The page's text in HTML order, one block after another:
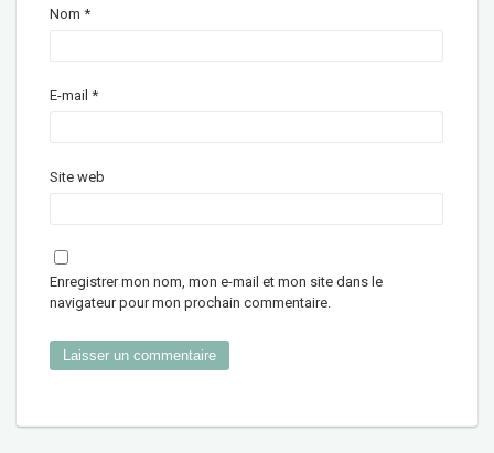
Nom *
E-mail *
Site web
Enregistrer mon nom, mon e-mail et mon site dans le
navigateur pour mon prochain commentaire.